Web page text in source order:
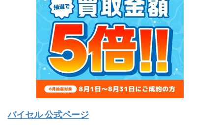
バイセル 公式ページ